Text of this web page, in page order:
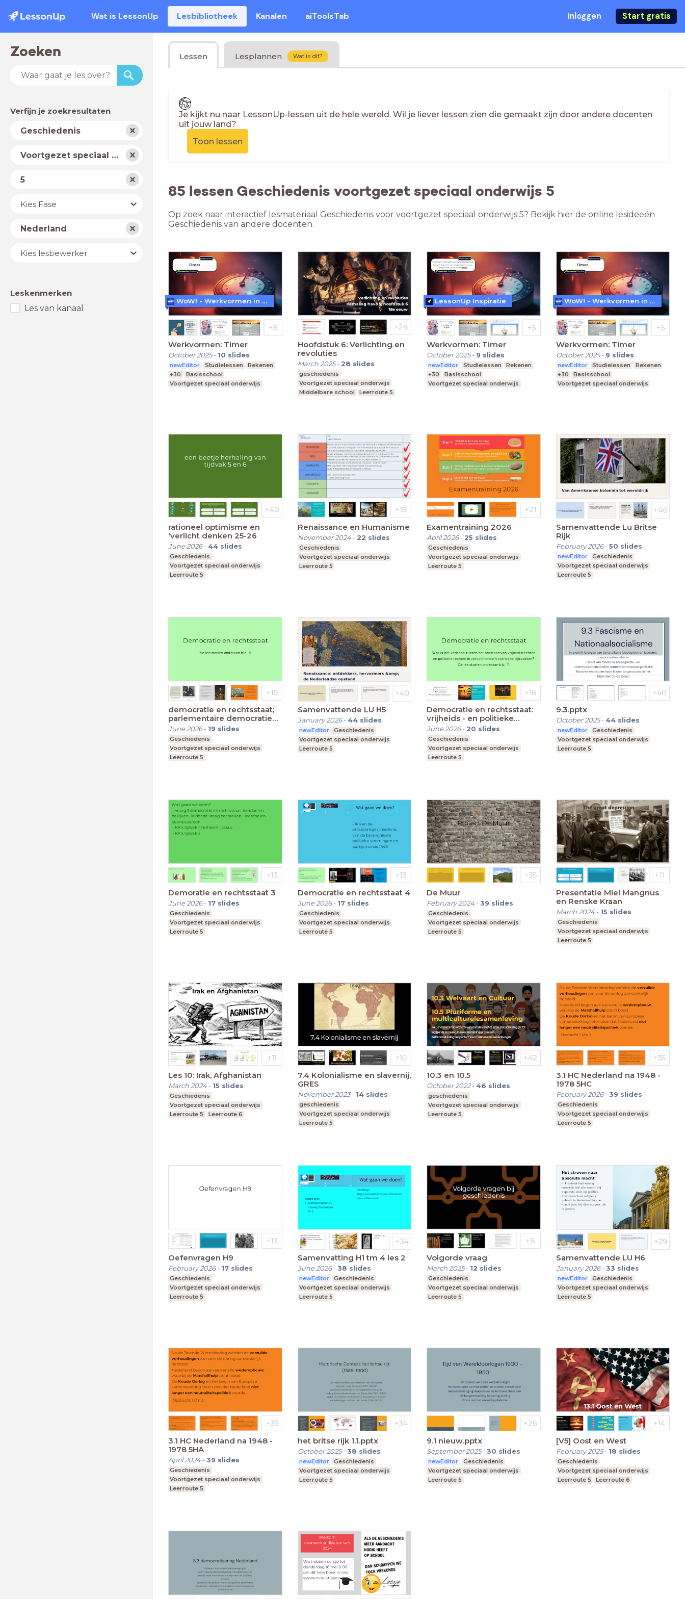
Wat is LessonUp Lesbibliotheek Kanalen aiToolsTab Inloggen Start gratis
Zoeken
Verfijn je zoekresultaten
VakGeschiedenis
Schooltype Voortgezet speciaal onderwijs
Niveau
5
JaarKies Fase
LandNederland
Lesbewerker
Kies lesbewerker
Leskenmerken
Les van kanaal
Lessen Lesplannen Wat is dit?
Je kijkt nu naar LessonUp-lessen uit de hele wereld. Wil je liever lessen zien die gemaakt zijn door andere docenten
uit jouw land?
Toon lessen
85 lessen Geschiedenis voortgezet speciaal onderwijs 5
Op zoek naar interactief lesmateriaal Geschiedenis voor voortgezet speciaal onderwijs 5? Bekijk hier de online lesideeën
Geschiedenis van andere docenten.
Werkvormen: Timer
October 2025- 10 slides
newEditor Studielessen
Rekenen
+30
Basisschool
Voortgezet speciaal onderwijs
WoW! - Werkvormen in LessonUp
Hoofdstuk 6: Verlichting en
revoluties
March 2025- 28 slides
geschiedenis
Voortgezet speciaal onderwijs
Middelbare school
Leerroute 5
Werkvormen: Timer
October 2025- 9 slides
newEditor Studielessen
Rekenen
+30
Basisschool
Voortgezet speciaal onderwijs
LessonUp Inspiratie
Werkvormen: Timer
October 2025- 9 slides
newEditor Studielessen
Rekenen
+30
Basisschool
Voortgezet speciaal onderwijs
WoW! - Werkvormen in LessonUp
rationeel optimisme en
'verlicht denken 25-26
June 2026- 44 slides
Geschiedenis
Voortgezet speciaal onderwijs
Leerroute 5
Renaissance en Humanisme
November 2024- 22 slides
Geschiedenis
Voortgezet speciaal onderwijs
Leerroute 5
Examentraining 2026
April 2026- 25 slides
Geschiedenis
Voortgezet speciaal onderwijs
Leerroute 5
Samenvattende Lu Britse
Rijk
February 2026-50 slides
newEditor
Geschiedenis
Voortgezet speciaal onderwijs
Leerroute 5
democratie en rechtsstaat;
parlementaire democratie
sinds 1795
June 2026- 19 slides
Geschiedenis
Voortgezet speciaal onderwijs
Leerroute 5
Samenvattende LU H5
January 2026- 44 slides
newEditor
Geschiedenis
Voortgezet speciaal onderwijs
Leerroute 5
Democratie en rechtsstaat:
vrijheids - en politieke
rechten
June 2026- 20 slides
Geschiedenis
Voortgezet speciaal onderwijs
Leerroute 5
9.3.pptx
October 2025- 44 slides
newEditor
Geschiedenis
Voortgezet speciaal onderwijs
Leerroute 5
Demoratie en rechtsstaat 3
June 2026- 17 slides
Geschiedenis
Voortgezet speciaal onderwijs
Leerroute 5
Democratie en rechtsstaat 4
June 2026- 17 slides
Geschiedenis
Voortgezet speciaal onderwijs
Leerroute 5
De Muur
February 2024-39 slides
Geschiedenis
Voortgezet speciaal onderwijs
Leerroute 5
Presentatie Miel Mangnus
en Renske Kraan
March 2024- 15 slides
Geschiedenis
Voortgezet speciaal onderwijs
Leerroute 5
Les 10: Irak, Afghanistan
March 2024- 15 slides
Geschiedenis
Voortgezet speciaal onderwijs
Leerroute 5
Leerroute 6
7.4 Kolonialisme en slavernij,
GRES
November 2023- 14 slides
geschiedenis
Voortgezet speciaal onderwijs
Leerroute 5
10.3 en 10.5
October 2022- 46 slides
geschiedenis
Voortgezet speciaal onderwijs
Leerroute 5
3.1 HC Nederland na 1948 -
1978 5HC
February 2026-39 slides
Geschiedenis
Voortgezet speciaal onderwijs
Leerroute 5
Oefenvragen H9
February 2026- 17 slides
Geschiedenis
Voortgezet speciaal onderwijs
Leerroute 5
Samenvatting H1 tm 4 les 2
June 2026-38 slides
newEditor
Geschiedenis
Voortgezet speciaal onderwijs
Leerroute 5
Volgorde vraag
March 2025- 12 slides
Geschiedenis
Voortgezet speciaal onderwijs
Leerroute 5
Samenvattende LU H6
January 2026-33 slides
newEditor
Geschiedenis
Voortgezet speciaal onderwijs
Leerroute 5
3.1 HC Nederland na 1948 -
1978 5HA
April 2024-39 slides
Geschiedenis
Voortgezet speciaal onderwijs
Leerroute 5
het britse rijk 1.1.pptx
October 2025-38 slides
newEditor
Geschiedenis
Voortgezet speciaal onderwijs
Leerroute 5
9.1 nieuw.pptx
September 2025-30 slides
newEditor
Geschiedenis
Voortgezet speciaal onderwijs
Leerroute 5
[V5] Oost en West
February 2025- 18 slides
Geschiedenis
Voortgezet speciaal onderwijs
Leerroute 5
Leerroute 6